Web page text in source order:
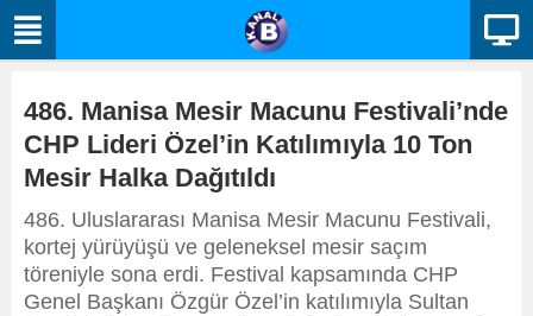
486. Manisa Mesir Macunu Festivali’nde
CHP Lideri Özel’in Katılımıyla 10 Ton
Mesir Halka Dağıtıldı
486. Uluslararası Manisa Mesir Macunu Festivali,
kortej yürüyüşü ve geleneksel mesir saçım
töreniyle sona erdi. Festival kapsamında CHP
Genel Başkanı Özgür Özel’in katılımıyla Sultan